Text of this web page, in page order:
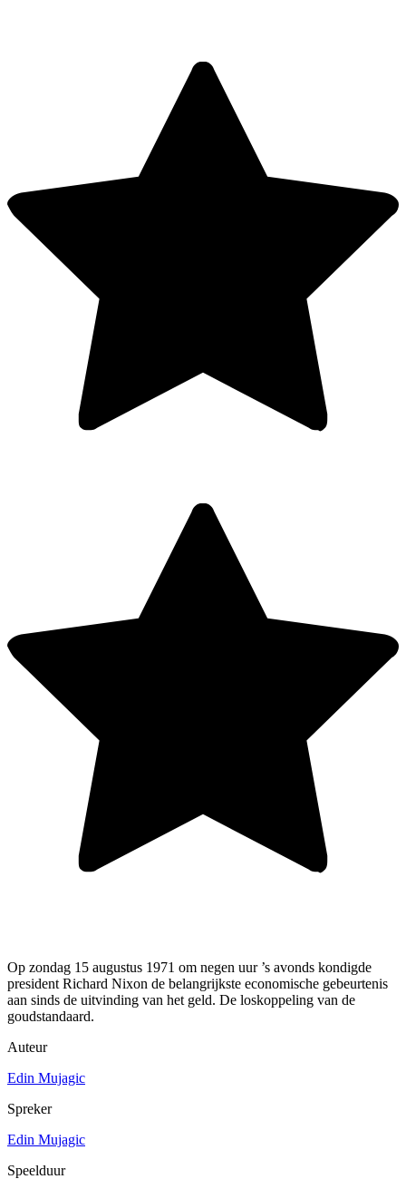
Op zondag 15 augustus 1971 om negen uur ’s avonds kondigde
president Richard Nixon de belangrijkste economische gebeurtenis
aan sinds de uitvinding van het geld. De loskoppeling van de
goudstandaard.
Auteur
Edin Mujagic
Spreker
Edin Mujagic
Speelduur